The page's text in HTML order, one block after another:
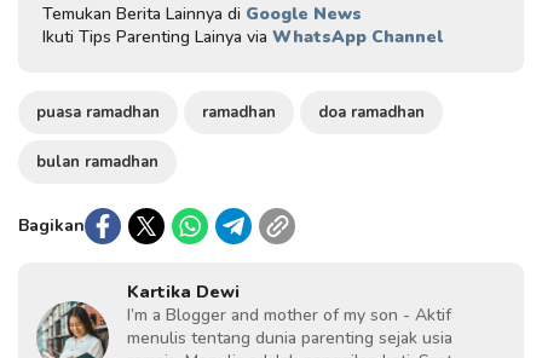
Temukan Berita Lainnya di Google News
Ikuti Tips Parenting Lainya via WhatsApp Channel
puasa ramadhan ramadhan doa ramadhan
bulan ramadhan
Bagikan
Kartika Dewi
I’m a Blogger and mother of my son - Aktif
menulis tentang dunia parenting sejak usia